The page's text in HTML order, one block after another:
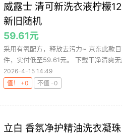
威露士 清可新洗衣液柠檬
新旧随机
59.61元
采用有氧配方，释放去污力~ 京东此款
件，实付低至59.61元。 下载干净清爽
2026-4-15 14:49
值！ +0
不值 -0
立白 香氛净护精油洗衣凝